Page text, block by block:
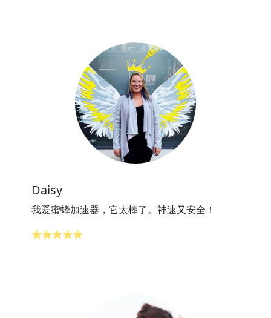
Daisy
我爱蜜蜂加速器，它太棒了。神速又安全！
⭐⭐⭐⭐⭐